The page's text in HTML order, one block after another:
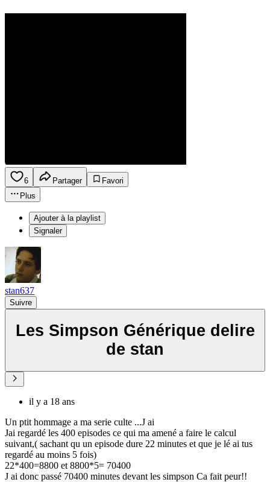
6 Partager
Favori
Plus
Ajouter à la playlist
Signaler
stan637
Suivre
Les Simpson Générique delire
de stan
il y a 18 ans
Un ptit hommage a ma serie culte ...J ai
Jai regardé les 400 episodes ce qui ma amené a faire le calcul
suivant,( sachant qu un episode dure 22 minutes et que je lé ai tus
regardé au moins 5 fois)
22*400=8800 et 8800*5= 70400
J ai donc passé 70400 minutes devant les simpson Ca fait peur!!